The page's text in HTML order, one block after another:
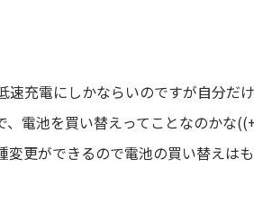
充電にしかならいのですが自分だ
電池を買い替えってことなのかな
更ができるので電池の買い替えは